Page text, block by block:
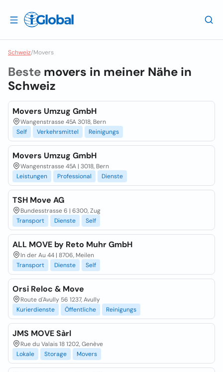
Schweiz/Movers
Beste movers in meiner Nähe in
Schweiz
Movers Umzug GmbH
Wangenstrasse 45A 3018, Bern
Self
Verkehrsmittel Reinigungs
Movers Umzug GmbH
Wangenstrasse 45A | 3018, Bern
Leistungen
Professional Dienste
TSH Move AG
Bundesstrasse 6 | 6300, Zug
Transport
Dienste Self
ALL MOVE by Reto Muhr GmbH
In der Au 44 | 8706, Meilen
Transport
Dienste Self
Orsi Reloc & Move
Route d'Avully 56 1237, Avully
Kurierdienste
Öffentliche Reinigungs
JMS MOVE Sàrl
Rue du Valais 18 1202, Genève
Lokale
Storage Movers